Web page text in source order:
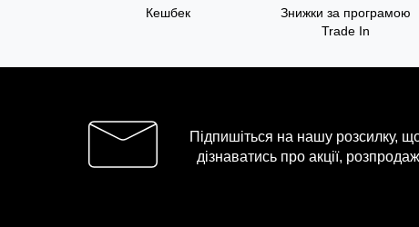
Кешбек
Знижки за програмою
Trade In
Підпишіться на нашу розсилку,
дізнаватись про акції,